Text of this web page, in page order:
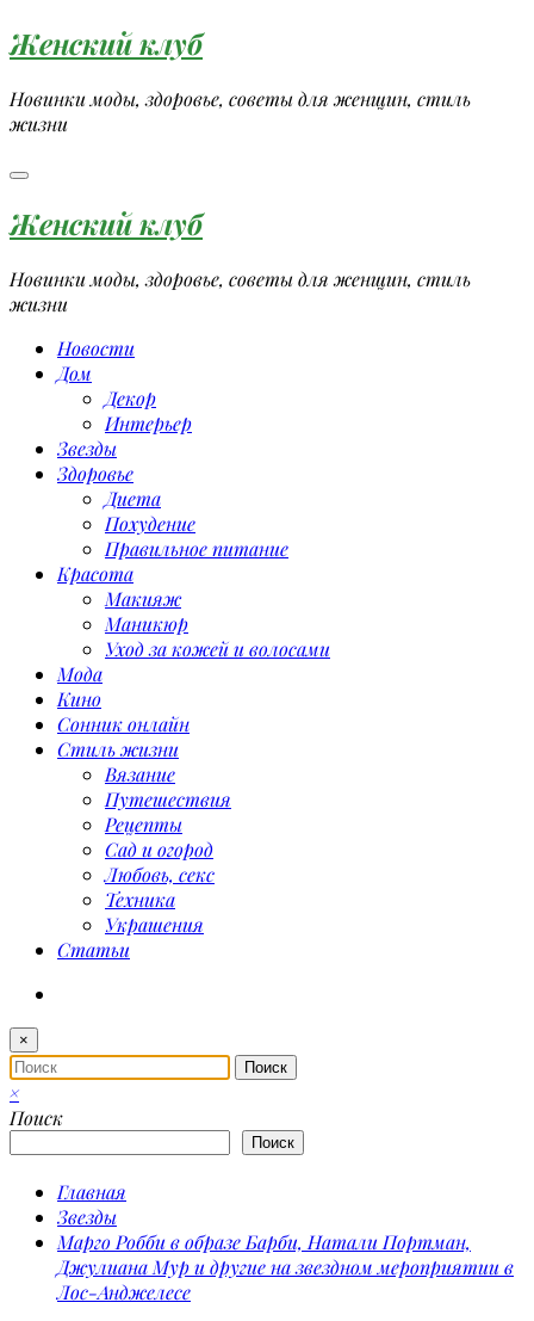
Перейти
к
содержимому
Женский клуб
Новинки моды, здоровье, советы для женщин, стиль
жизни
Женский клуб
Новинки моды, здоровье, советы для женщин, стиль
жизни
Новости
Дом
Декор
Интерьер
Звезды
Здоровье
Диета
Похудение
Правильное питание
Красота
Макияж
Маникюр
Уход за кожей и волосами
Мода
Кино
Сонник онлайн
Стиль жизни
Вязание
Путешествия
Рецепты
Сад и огород
Любовь, секс
Техника
Украшения
Статьи
×
×
Поиск
Поиск
Главная
Звезды
Марго Робби в образе Барби, Натали Портман,
Джулиана Мур и другие на звездном мероприятии в
Лос-Анджелесе